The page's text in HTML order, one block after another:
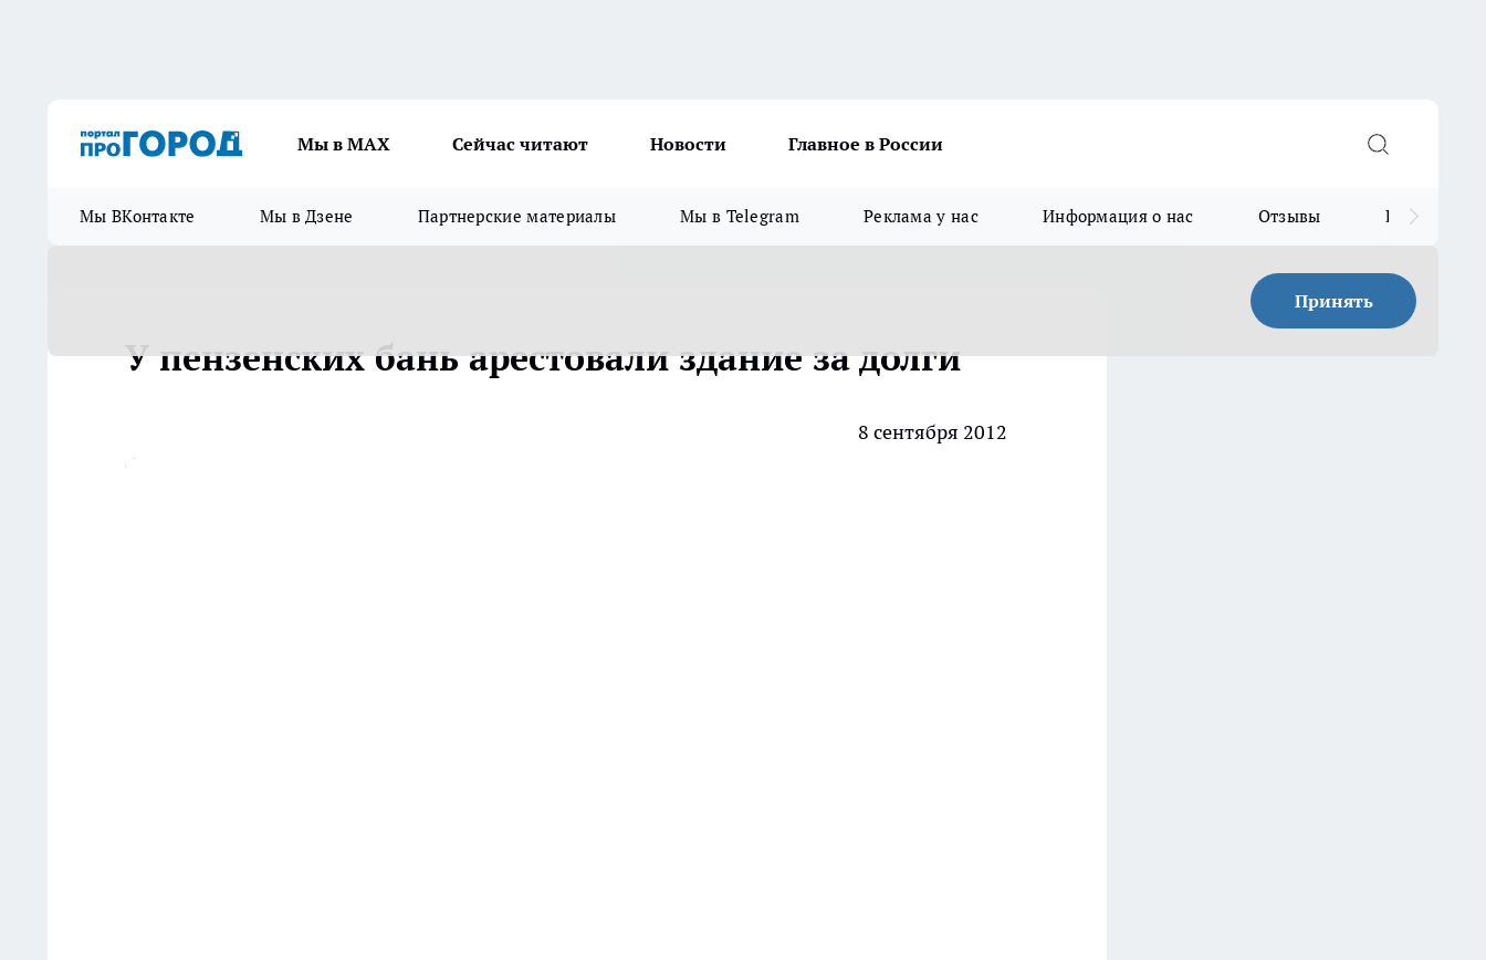
Мы в МАХ Сейчас читают Новости Главное в России
Мы ВКонтакте Мы в Дзене Партнерские материалы Мы в Telegram Реклама у нас Информация о нас Отзывы Прайс для
Принять
У пензенских бань арестовали здание за долги
8 сентября 2012